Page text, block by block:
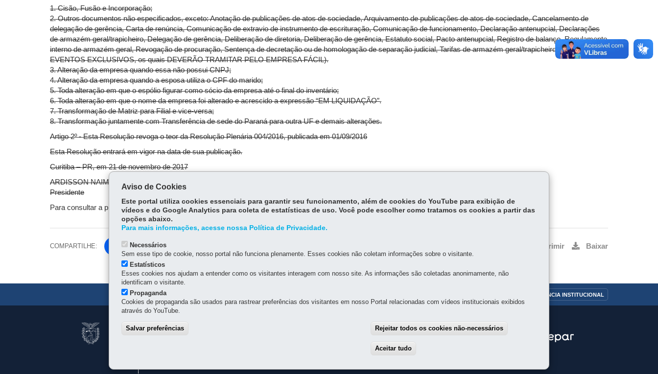
1. Cisão, Fusão e Incorporação;
2. Outros documentos não especificados, exceto: Anotação de publicações de atos de sociedade, Arquivamento de publicações de atos de sociedade, Cancelamento de
delegação de gerência, Carta de renúncia, Comunicação de extravio de instrumento de escrituração, Comunicação de funcionamento, Declaração antenupcial, Declarações
de armazém geral/trapicheiro, Delegação de gerência, Deliberação de diretoria, Deliberação de gerência, Estatuto social, Pacto antenupcial, Registro de balanço, Regulamento
interno de armazém geral, Revogação de procuração, Sentença de decretação ou de homologação de separação judicial, Tarifas de armazém geral/trapicheiro (considerados
EVENTOS EXCLUSIVOS, os quais DEVERÃO TRAMITAR PELO EMPRESA FÁCIL).
3. Alteração da empresa quando essa não possui CNPJ;
4. Alteração da empresa quando a esposa utiliza o CPF do marido;
5. Toda alteração em que o espólio figurar como sócio da empresa até o final do inventário;
6. Toda alteração em que o nome da empresa foi alterado e acrescido a expressão “EM LIQUIDAÇÃO”.
7. Transformação de Matriz para Filial e vice-versa;
8. Transformação juntamente com Transferência de sede do Paraná para outra UF e demais alterações.
Artigo 2º - Esta Resolução revoga o teor da Resolução Plenária 004/2016, publicada em 01/09/2016
Esta Resolução entrará em vigor na data de sua publicação.
Curitiba – PR, em 21 de novembro de 2017
ARDISSON NAIM AKEL
Presidente
Para consultar a publicação no Diário Oficialclique aqui.
COMPARTILHE:
Fa
ce
ok
Tw
itt
er
Imprimir Baixar
TRANSPARÊNCIA INSTITUCIONAL
Navegação
principal
JUNTA COMERCIAL DO PARANÁ
Aviso de Cookies
Este portal utiliza cookies essenciais para garantir seu funcionamento, além de cookies do YouTube para exibição de
vídeos e do Google Analytics para coleta de estatísticas de uso. Você pode escolher como tratamos os cookies a partir das
opções abaixo.
Para mais informações, acesse nossa Política de Privacidade.
Necessários
Sem esse tipo de cookie, nosso portal não funciona plenamente. Esses cookies não coletam informações sobre o visitante.
Estatísticos
Esses cookies nos ajudam a entender como os visitantes interagem com nosso site. As informações são coletadas anonimamente, não
identificam o visitante.
Propaganda
Cookies de propaganda são usados para rastrear preferências dos visitantes em nosso Portal relacionadas com vídeos institucionais exibidos
através do YouTube.
Salvar preferências Rejeitar todos os cookies não-necessários
Aceitar tudo